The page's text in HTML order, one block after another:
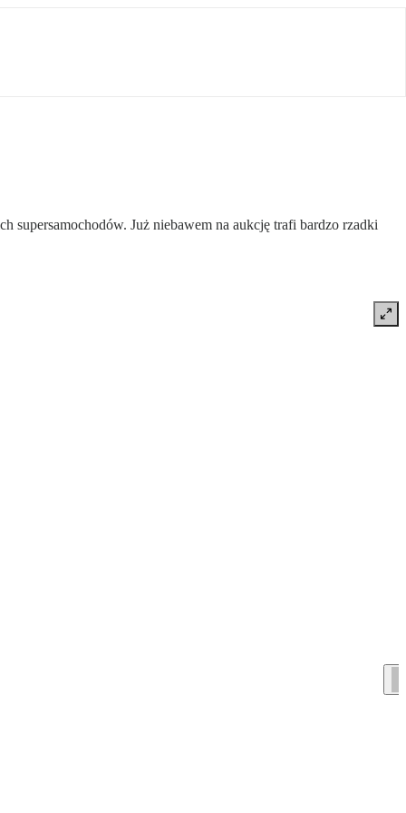
Już niebawem na aukcję trafi bardzo rzadki